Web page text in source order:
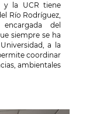
y la UCR tiene
Río Rodríguez,
del
siempre se ha
a la
coordinar
ambientales